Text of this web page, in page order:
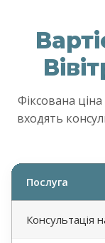
Фіксована
входять
Послуга
Консультація